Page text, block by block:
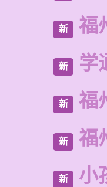
新 福
新 学
新 福
新 福
新 小